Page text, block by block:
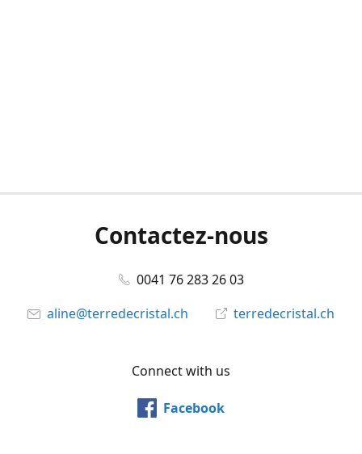
Contactez-nous
0041 76 283 26 03
aline@terredecristal.ch
terredecristal.ch
Connect with us
Facebook